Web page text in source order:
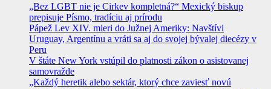
„Bez LGBT nie je Cirkev kompletná?“ Mexický biskup
prepisuje Písmo, tradíciu aj prírodu
Pápež Lev XIV. mieri do Južnej Ameriky: Navštívi
Uruguay, Argentínu a vráti sa aj do svojej bývalej diecézy v
Peru
V štáte New York vstúpil do platnosti zákon o asistovanej
samovražde
„Každý heretik alebo sektár, ktorý chce zaviesť novú